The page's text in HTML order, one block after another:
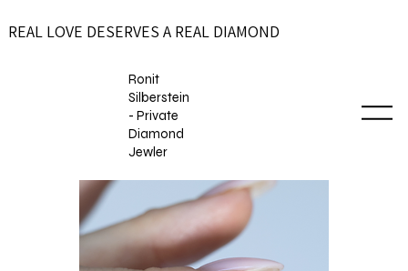
REAL LOVE DESERVES A REAL DIAMOND
Ronit
Silberstein
- Private
Diamond
Jewler